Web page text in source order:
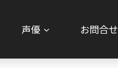
声優 お問合せ